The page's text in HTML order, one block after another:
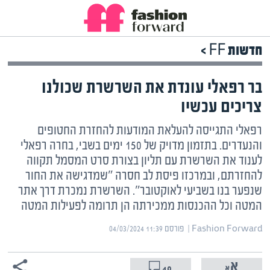
חדשות FF >
בר רפאלי עונדת את השרשרת שכולנו
צריכים עכשיו
רפאלי התגייסה להעלאת המודעות להחזרת החטופים
והנעדרים. בתזמון מדויק של 150 ימים בשבי, בחרה רפאלי
לענוד את השרשרת עם תליון בצורת סרט המסמל תקווה
להחזרתם, ובמרכזו פיסת לב חסרה "שמדגישה את החור
שנפער בנו בשביעי לאוקטובר". השרשרת נמכרת דרך אתר
המטה וכל ההכנסות ממכירתה הן תרומה לפעילות המטה
Fashion Forward | ‏ פורסם ‎04/03/2024 11:39